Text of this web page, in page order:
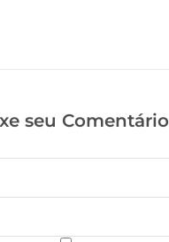
seu Comentário